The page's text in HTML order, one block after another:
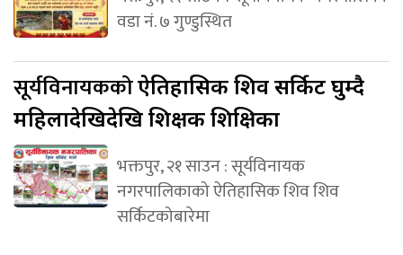
वडा नं. ७ गुण्डुस्थित
सूर्यविनायककोऐतिहासिक शिव सर्किट घुम्दै
महिलादेखिदेखि शिक्षक शिक्षिका
भक्तपुर, २१ साउन : सूर्यविनायक
नगरपालिकाको ऐतिहासिक शिव शिव
सर्किटकोबारेमा